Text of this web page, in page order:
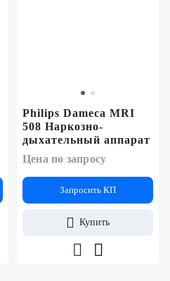
Philips Dameca MRI
508 Наркозно-
дыхательный аппарат
Цена по запросу
Запросить КП
Купить